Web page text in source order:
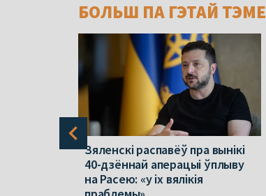
БОЛЬШ ПА ГЭТАЙ ТЭМЕ
Зяленскі распавёў пра вынікі
40-дзённай аперацыі ўплыву
на Расею: «у іх вялікія